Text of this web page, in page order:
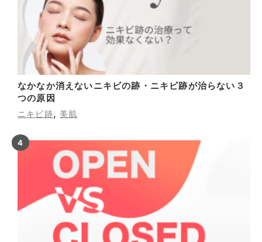
なかなか消えないニキビの跡・ニキビ跡が治らない３
つの原因
ニキビ跡, 美肌